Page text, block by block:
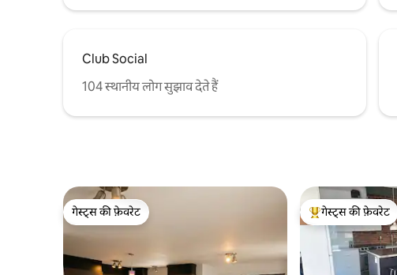
Club Social
104 स्थानीय लोग सुझाव देते हैं
गेस्ट्स की फ़ेवरेट
गेस्ट्स की फ़ेवरेट
गेस्ट्स का टॉप फ़ेवरेट
गेस्ट्स की फ़ेवरेट